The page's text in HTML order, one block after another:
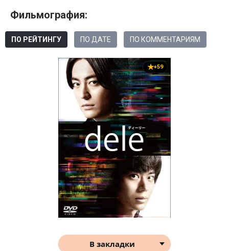
Фильмография:
ПО РЕЙТИНГУ ПО ДАТЕ ПО КОММЕНТАРИЯМ
+59
В закладки